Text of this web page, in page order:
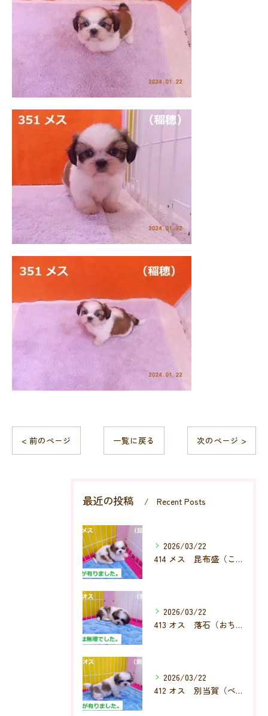
< 前のページ 一覧に戻る 次のページ >
最近の投稿 Recent Posts
2026/03/22
414 メス 昆布盛（こんぶもり）
2026/03/22
413 オス 落石（おちいし）
2026/03/22
412 オス 別当賀（べっとが）